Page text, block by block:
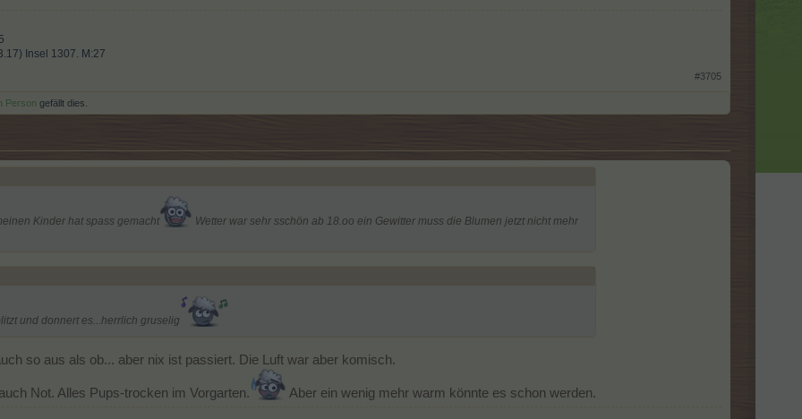
Insel 1307. M:27
#3705
Person gefällt dies.
Kinder hat spass gemacht
Wetter war sehr sschön ab 18.oo ein Gewitter muss die Blumen jetzt nicht mehr
und donnert es...herrlich gruselig
so aus als ob... aber nix ist passiert. Die Luft war aber komisch.
Not. Alles Pups-trocken im Vorgarten. Aber ein wenig mehr warm könnte es schon werden.